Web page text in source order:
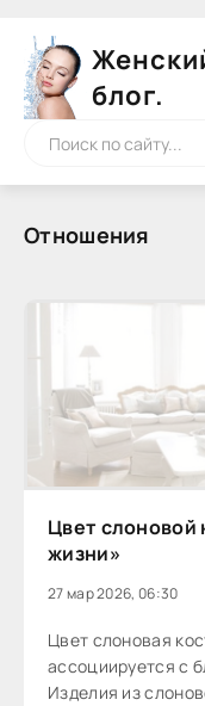
блог.
Отношения
Цвет слоновой
жизни»
27 мар 2026, 06:30
Цвет слоновая
ассоциируется с
Изделия из